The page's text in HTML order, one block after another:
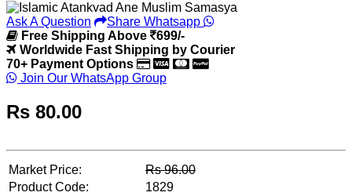
Ask A Question
Share Whatsapp
Free Shipping Above
699/-
Worldwide Fast Shipping by Courier
70+ Payment Options
Join Our WhatsApp Group
Rs 80.00
Market Price: Rs96.00
Product Code:
1829